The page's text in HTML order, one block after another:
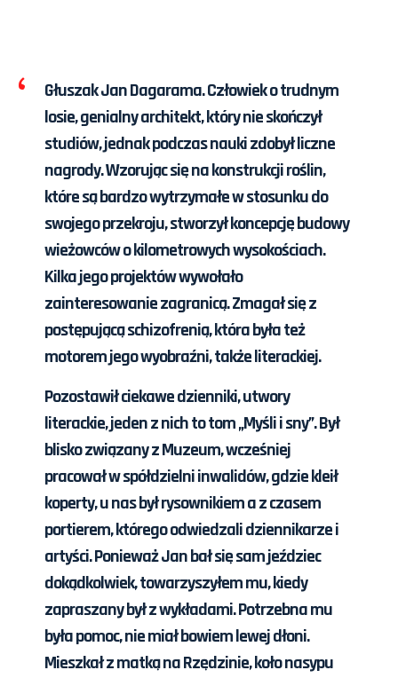
Głuszak Jan Dagarama. Człowiek o trudnym
losie, genialny architekt, który nie skończył
studiów, jednak podczas nauki zdobył liczne
nagrody. Wzorując się na konstrukcji roślin,
które są bardzo wytrzymałe w stosunku do
swojego przekroju, stworzył koncepcję budowy
wieżowców o kilometrowych wysokościach.
Kilka jego projektów wywołało
zainteresowanie zagranicą. Zmagał się z
postępującą schizofrenią, która była też
motorem jego wyobraźni, także literackiej.
Pozostawił ciekawe dzienniki, utwory
literackie, jeden z nich to tom „Myśli i sny”. Był
blisko związany z Muzeum, wcześniej
pracował w spółdzielni inwalidów, gdzie kleił
koperty, u nas był rysownikiem a z czasem
portierem, którego odwiedzali dziennikarze i
artyści. Ponieważ Jan bał się sam jeździec
dokądkolwiek, towarzyszyłem mu, kiedy
zapraszany był z wykładami. Potrzebna mu
była pomoc, nie miał bowiem lewej dłoni.
Mieszkał z matką na Rzędzinie, koło nasypu